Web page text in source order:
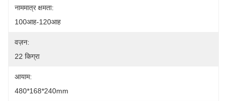
नाममात्र क्षमता:
100आह-120आह
वज़न:
22 किग्रा
आयाम:
480*168*240mm